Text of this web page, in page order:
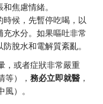
焦慮情緒。
時候，先暫停吃喝，以
水分。如果嘔吐非常
脫水和電解質紊亂。
，或者症狀非常嚴重
等），務必立即就醫 ，
）。